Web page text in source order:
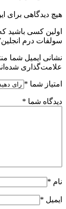
هیچ دیدگاهی
اولین کسی باشید
سولفات درم
نشانی ایمیل شما
علامت‌گذاری
امتیاز شما *
دیدگاه شما *
نام *
ایمیل *